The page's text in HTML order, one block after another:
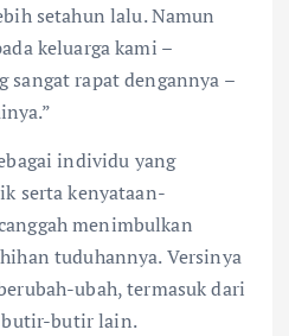
setahun lalu. Namun
keluarga kami –
sangat rapat dengannya –
individu yang
serta kenyataan-
menimbulkan
tuduhannya. Versinya
ubah, termasuk dari
butir-butir lain.